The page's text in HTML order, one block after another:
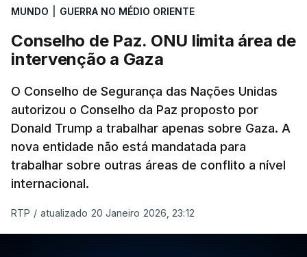
MUNDO GUERRA NO MÉDIO ORIENTE
Conselho de Paz. ONU limita área de
intervenção a Gaza
O Conselho de Segurança das Nações Unidas
autorizou o Conselho da Paz proposto por
Donald Trump a trabalhar apenas sobre Gaza. A
nova entidade não está mandatada para
trabalhar sobre outras áreas de conflito a nível
internacional.
RTP / atualizado 20 Janeiro 2026, 23:12